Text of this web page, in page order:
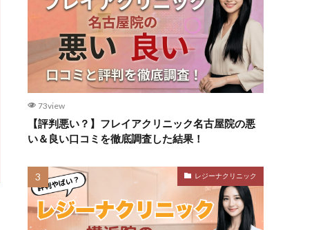
73view
【評判悪い？】フレイアクリニック名古屋院の悪
い＆良い口コミを徹底調査した結果！
レジーナクリニック